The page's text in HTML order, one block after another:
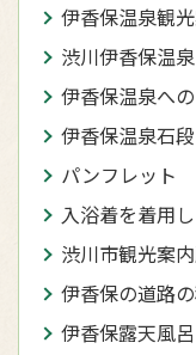
伊香保温泉観
渋川伊香保温
伊香保温泉へ
伊香保温泉石
パンフレット
入浴着を着用
渋川市観光案
伊香保の道路
伊香保露天風呂